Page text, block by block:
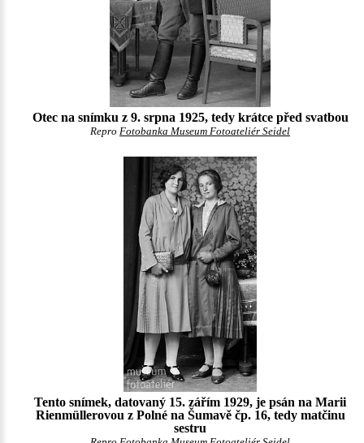
Otec na snímku z 9. srpna 1925, tedy krátce před svatbou
Repro Fotobanka Museum Fotoateliér Seidel
Tento snímek, datovaný 15. zářím 1929, je psán na Marii
Rienmüllerovou z Polné na Šumavě čp. 16, tedy matčinu
sestru